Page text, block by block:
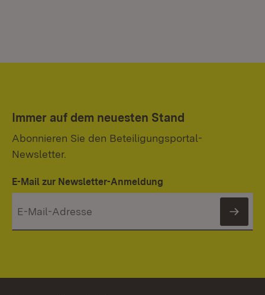
Immer auf dem neuesten Stand
Abonnieren Sie den Beteiligungsportal-
Newsletter.
E-Mail zur Newsletter-Anmeldung